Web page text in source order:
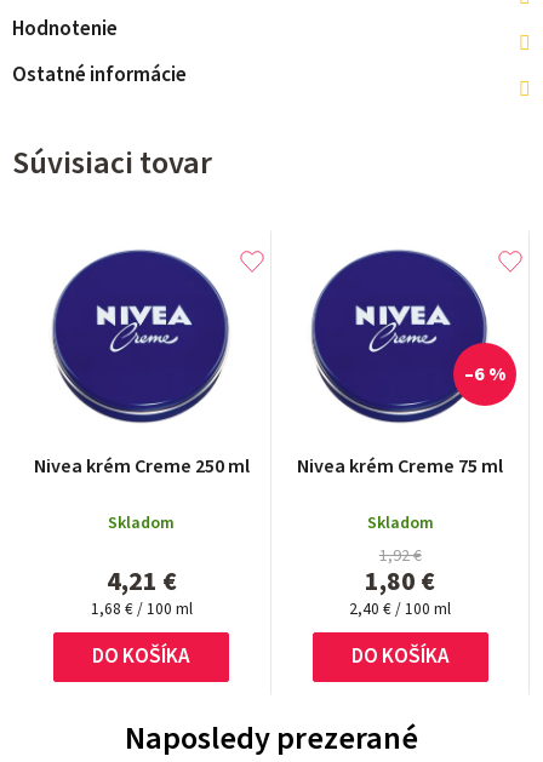
Hodnotenie
Ostatné informácie
Súvisiaci tovar
Nivea krém Creme 250 ml
Skladom
4,21 €
Jednotková
cena:
1,68 € / 100 ml
DO KOŠÍKA
Nivea krém Creme 75 ml
Skladom
1,92 €
1,80 €
–6 %
Jednotková
cena:
2,40 € / 100 ml
DO KOŠÍKA
Naposledy prezerané